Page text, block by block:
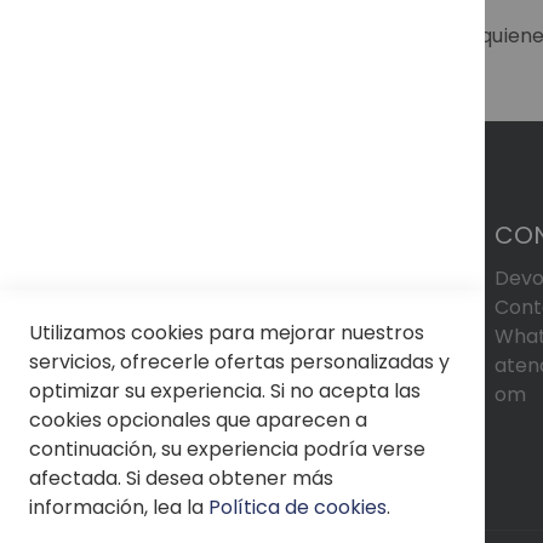
Un modelo versátil y sofisticado, ideal para
om
Utilizamos cookies para mejorar nuestros
servicios, ofrecerle ofertas personalizadas y
optimizar su experiencia. Si no acepta las
cookies opcionales que aparecen a
continuación, su experiencia podría verse
afectada. Si desea obtener más
información, lea la Política de cookies.